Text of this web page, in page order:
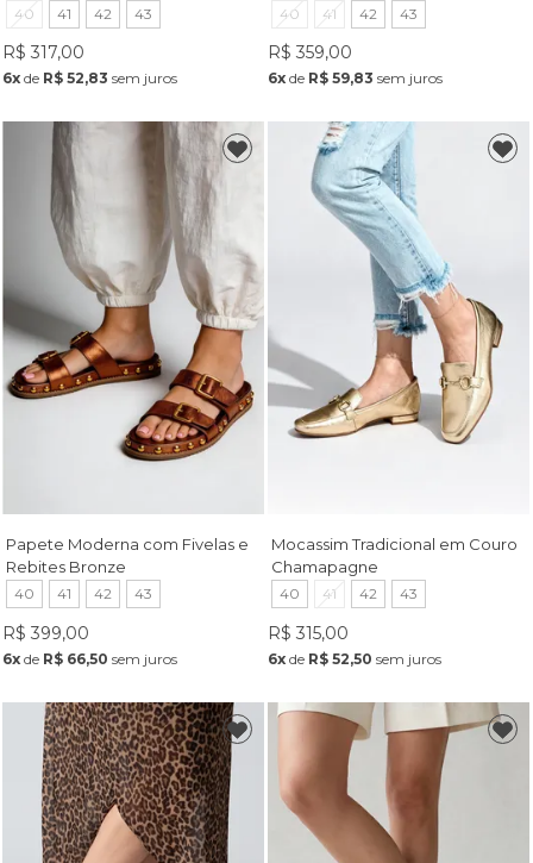
40 41 42 43
R$ 317,00
6xde R$ 52,83 sem juros
40 41 42 43
R$ 359,00
6x de R$ 59,83 sem juros
Papete Moderna com Fivelas e
Rebites Bronze
40 41 42 43
R$ 399,00
6xde R$ 66,50 sem juros
Mocassim Tradicional em Couro
Chamapagne
40 41 42 43
R$ 315,00
6x de R$ 52,50 sem juros